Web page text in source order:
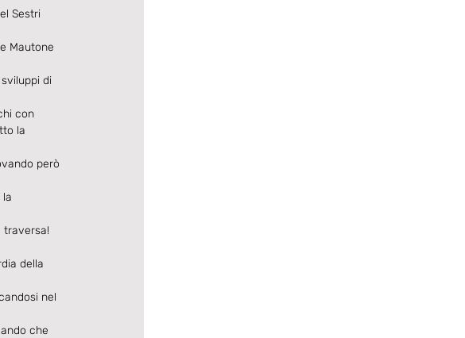
Sestri
Mautone
di
con
la
però
la
traversa!
della
nel
che